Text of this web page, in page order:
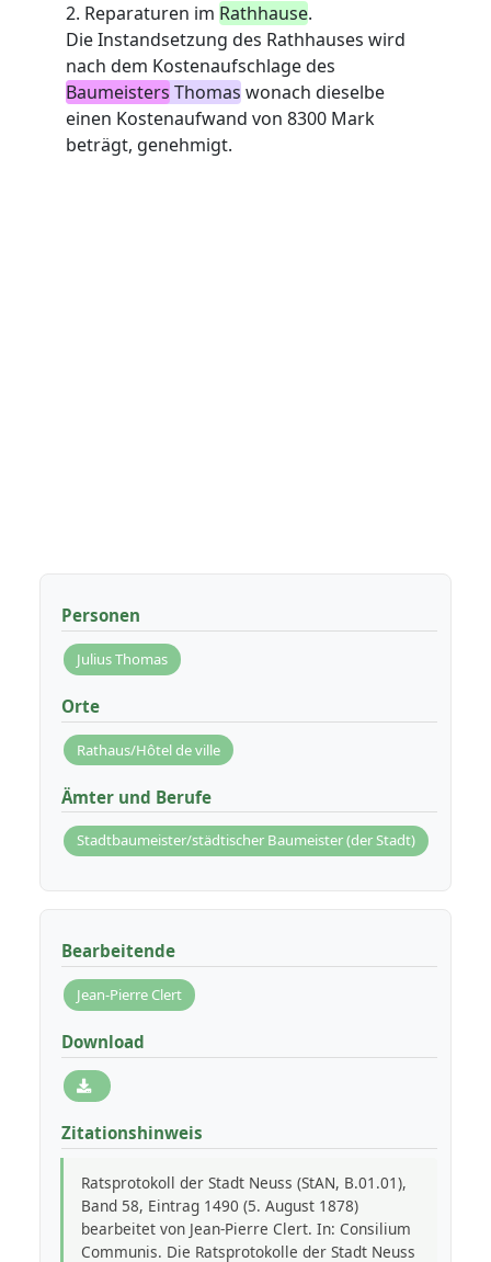
2. Reparaturen im Rathhause.
Die Instandsetzung des Rathhauses wird
nach dem Kostenaufschlage des
Baumeisters Thomas wonach dieselbe
einen Kostenaufwand von 8300 Mark
beträgt, genehmigt.
Personen
Julius Thomas
Orte
Rathaus/Hôtel de ville
Ämter und Berufe
Stadtbaumeister/städtischer Baumeister (der Stadt)
Bearbeitende
Jean-Pierre Clert
Download
Zitationshinweis
Ratsprotokoll der Stadt Neuss (StAN, B.01.01),
Band 58, Eintrag 1490 (5. August 1878)
bearbeitet von Jean-Pierre Clert. In: Consilium
Communis. Die Ratsprotokolle der Stadt Neuss